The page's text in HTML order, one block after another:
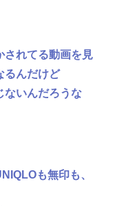
されてる動画を見
るんだけど
ないんだろうな
も無印も、